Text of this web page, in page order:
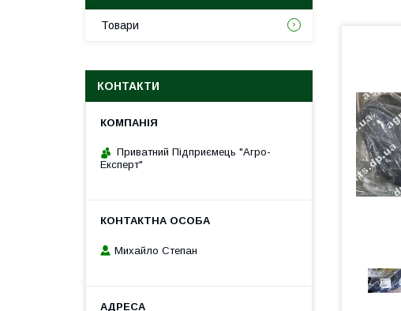
Товари
КОНТАКТИ
Приватний Підприємець "Агро-
Експерт"
Михайло Степан